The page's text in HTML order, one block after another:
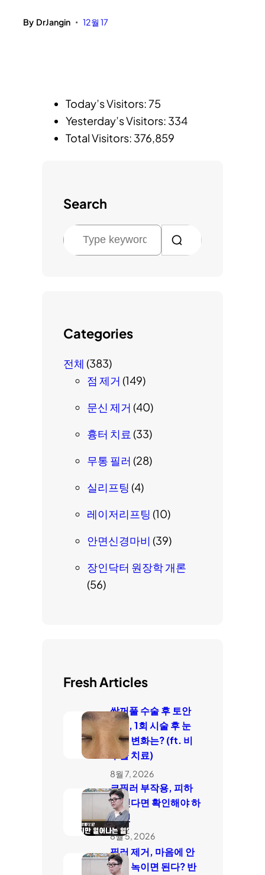
By DrJangin • 12월 17
Today’s Visitors:75
Yesterday’s Visitors: 334
Total Visitors: 376,859
Search
Categories
전체 (383)
점 제거 (149)
문신 제거 (40)
흉터 치료 (33)
무통 필러 (28)
실리프팅 (4)
레이저리프팅 (10)
안면신경마비 (39)
장인닥터 원장학 개론
(56)
Fresh Articles
쌍꺼풀 수술 후 토안
치료, 1회 시술 후 눈
감김 변화는? (ft. 비
수술 치료)
8월 7, 2026
코필러 부작용, 피하
고 싶다면 확인해야 하
는 것
8월 5, 2026
필러 제거, 마음에 안
들면 녹이면 된다? 반